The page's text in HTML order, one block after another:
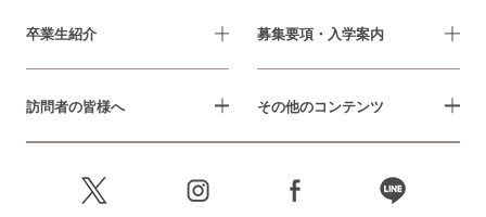
卒業生紹介 募集要項・入学案内
訪問者の皆様へ その他のコンテンツ